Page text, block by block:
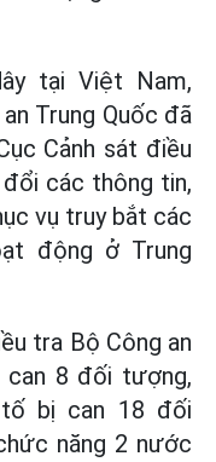
tại Việt Nam,
Trung Quốc đã
Cảnh sát điều
các thông tin,
vụ truy bắt các
động ở Trung
tra Bộ Công an
8 đối tượng,
tố bị can 18 đối
năng 2 nước